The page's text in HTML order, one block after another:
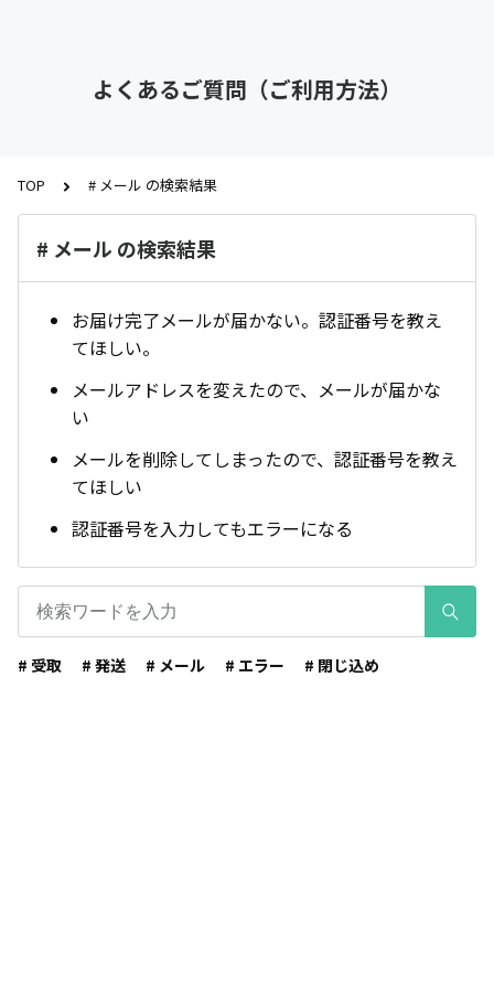
よくあるご質問（ご利用方法）
TOP # メール の検索結果
# メール の検索結果
お届け完了メールが届かない。認証番号を教え
てほしい。
メールアドレスを変えたので、メールが届かな
い
メールを削除してしまったので、認証番号を教え
てほしい
認証番号を入力してもエラーになる
# 受取 # 発送 # メール # エラー # 閉じ込め